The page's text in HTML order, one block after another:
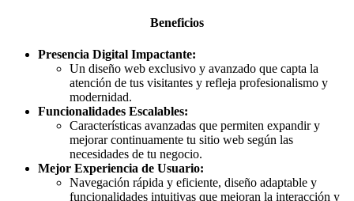
Beneficios
Presencia Digital Impactante:
Un diseño web exclusivo y avanzado que capta la
atención de tus visitantes y refleja profesionalismo y
modernidad.
Funcionalidades Escalables:
Características avanzadas que permiten expandir y
mejorar continuamente tu sitio web según las
necesidades de tu negocio.
Mejor Experiencia de Usuario:
Navegación rápida y eficiente, diseño adaptable y
funcionalidades intuitivas que mejoran la interacción y